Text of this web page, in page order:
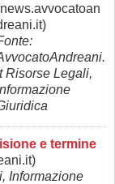
Risorse Legali,
e termine
Informazione